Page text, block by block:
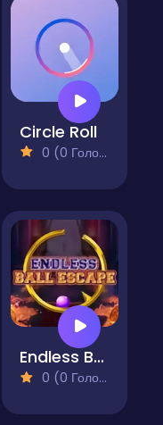
Circle Roll
0 (0 Голосів)
Endless Ball Escape
0 (0 Голосів)